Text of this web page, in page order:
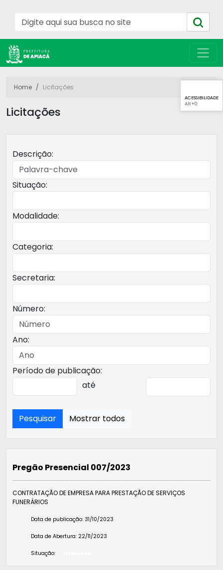
ACESSIBILIDADE
Alt+0
Home Licitações
Licitações
Descrição:
Situação:
Modalidade:
Categoria:
Secretaria:
Número:
Ano:
Período de publicação:
até
Pesquisar Mostrar todos
Pregão Presencial 007/2023
CONTRATAÇÃO DE EMPRESA PARA PRESTAÇÃO DE SERVIÇOS
FUNERÁRIOS
Data de publicação: 31/10/2023
Data de Abertura: 22/11/2023
Situação: